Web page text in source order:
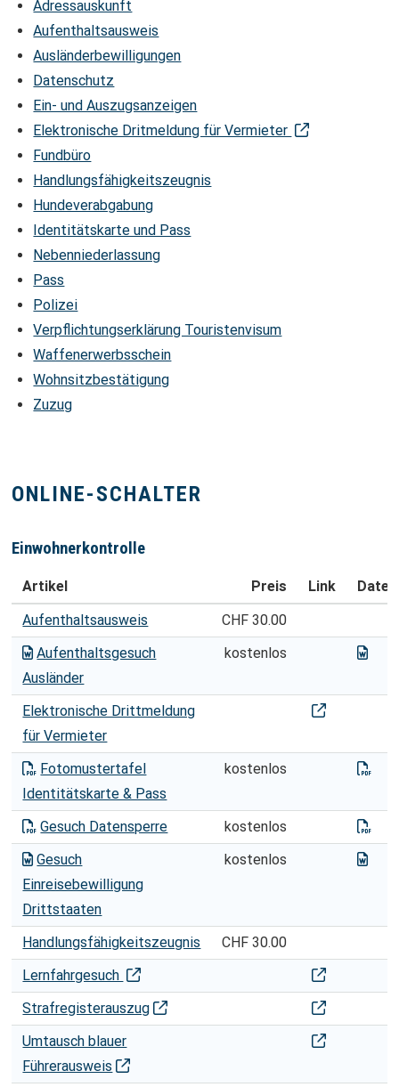
Adressauskunft
Aufenthaltsausweis
Ausländerbewilligungen
Datenschutz
Ein- und Auszugsanzeigen
Elektronische Dritmeldung für Vermieter
Fundbüro
Handlungsfähigkeitszeugnis
Hundeverabgabung
Identitätskarte und Pass
Nebenniederlassung
Pass
Polizei
Verpflichtungserklärung Touristenvisum
Waffenerwerbsschein
Wohnsitzbestätigung
Zuzug
ONLINE-SCHALTER
Einwohnerkontrolle
EINWOHNERKONTROLLE
Artikel Preis Link
Aufenthaltsausweis
CHF 30.00
Aufenthaltsgesuch
Ausländer
kostenlos
Elektronische Drittmeldung
für Vermieter
Fotomustertafel
Identitätskarte & Pass
kostenlos
Gesuch Datensperre kostenlos
Gesuch
Einreisebewilligung
Drittstaaten
kostenlos
Handlungsfähigkeitszeugnis
CHF 30.00
Lernfahrgesuch
Strafregisterauszug
Umtausch blauer
Führerausweis
Umtausch